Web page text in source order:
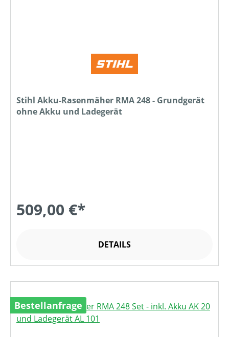
Stihl Akku-Rasenmäher RMA 248 - Grundgerät
ohne Akku und Ladegerät
509,00 €*
DETAILS
Bestellanfrage